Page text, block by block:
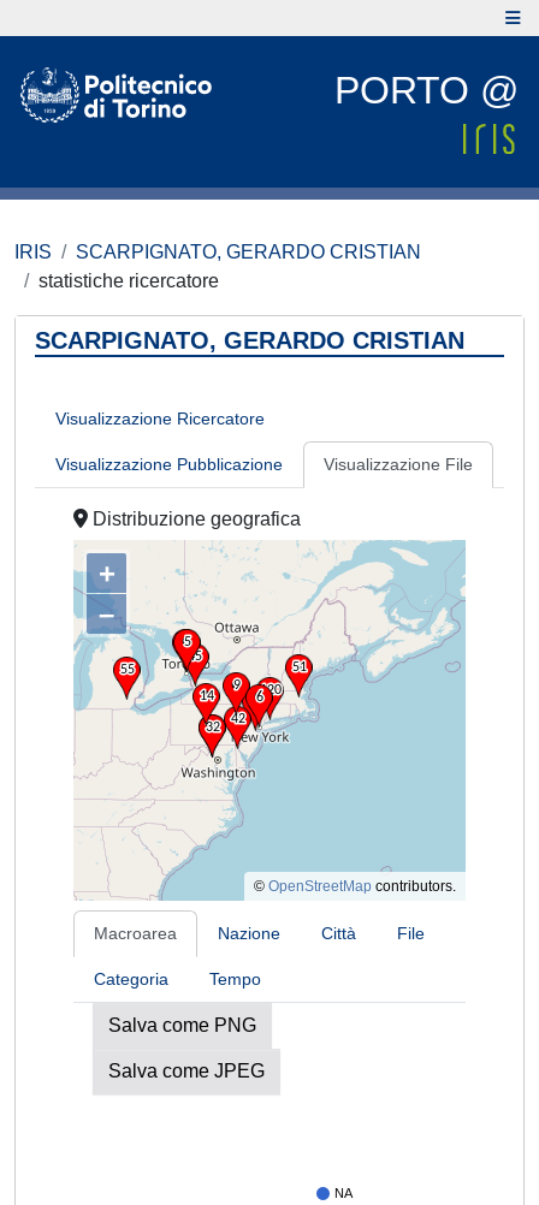
PORTO @
IRIS
SCARPIGNATO, GERARDO CRISTIAN
statistiche ricercatore
SCARPIGNATO, GERARDO CRISTIAN
Visualizzazione Ricercatore
Visualizzazione Pubblicazione Visualizzazione File
Distribuzione geografica
+
–
© OpenStreetMap contributors.
Macroarea Nazione Città File
Categoria Tempo
Salva come PNG
Salva come JPEG
NA